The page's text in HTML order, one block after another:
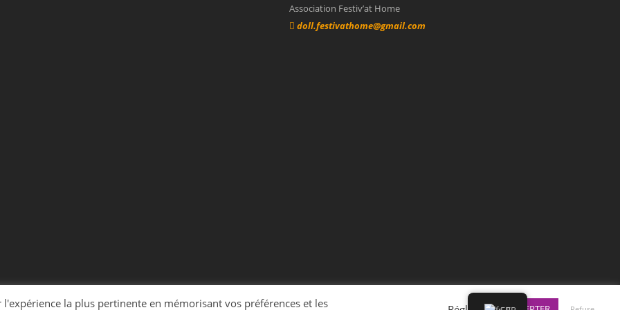
Association Festiv’at Home
doll.festivathome@gmail.com
la plus pertinente en mémorisant vos préférences et les